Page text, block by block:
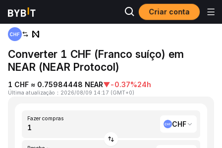
Criar conta
Página inicial
Converter 1 CHF (Franco suíço) em
NEAR (NEAR Protocol)
1 CHF ≈ 0.75984448 NEAR▼-0.37%24h
Última atualização ： 2026/08/09 14:17 (GMT+0)
Fazer compras
CHF